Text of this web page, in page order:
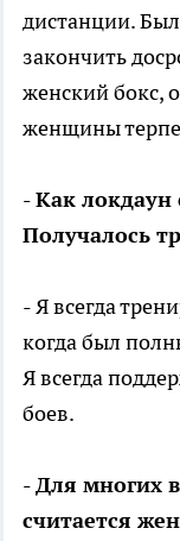
дистанции.
закончить
женский бокс,
женщины
- Как локдаун
Получалось
- Я всегда
когда был
Я всегда
боев.
- Для многих
считается